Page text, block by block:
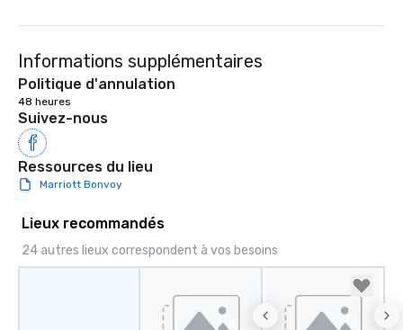
Informations supplémentaires
Politique d'annulation
48 heures
Suivez-nous
Ressources du lieu
Marriott Bonvoy
Lieux recommandés
24 autres lieux correspondent à vos besoins